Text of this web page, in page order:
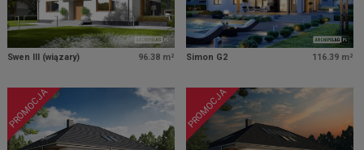
Swen III (wiązary) 96.38 m² Simon G2 116.39 m²
PROMOCJA PROMOCJA